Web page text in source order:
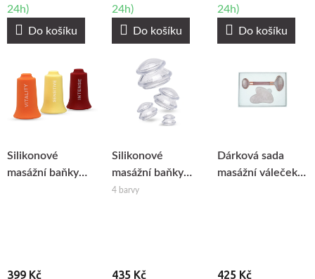
24h)
Do košíku
24h)
Do košíku
24h)
Do košíku
Silikonové
masážní baňky
399 Kč
Silikonové
masážní baňky
Fabulo Mushroom
4 barvy
435 Kč
Dárková sada
masážní váleček
425 Kč